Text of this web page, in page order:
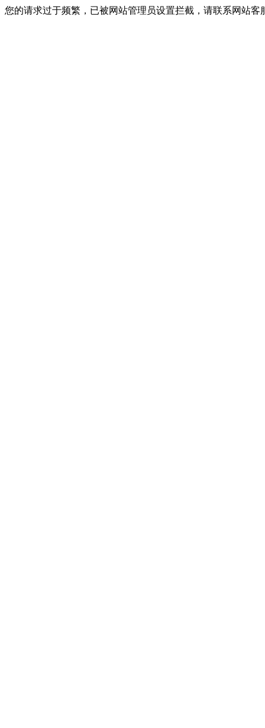
您的请求过于频繁，已被网站管理员设置拦截，请联系网站客